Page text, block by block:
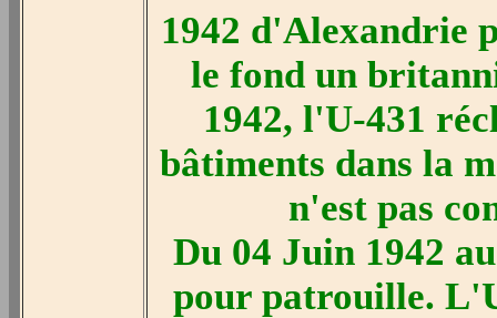
1942 d'Alexandrie
le fond un
1942, l'U-431
bâtiments dans la
n'est pas
Du 04 Juin 1942
pour patrouille.